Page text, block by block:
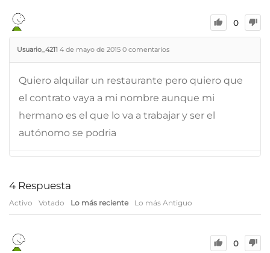
0
Usuario_4211 4 de mayo de 2015 0 comentarios
Quiero alquilar un restaurante pero quiero que
el contrato vaya a mi nombre aunque mi
hermano es el que lo va a trabajar y ser el
autónomo se podria
4 Respuesta
Activo Votado Lo más reciente Lo más Antiguo
0